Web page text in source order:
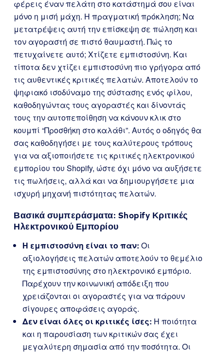
φέρεις έναν πελάτη στο κατάστημά σου είναι
μόνο η μισή μάχη. Η πραγματική πρόκληση; Να
μετατρέψεις αυτή την επίσκεψη σε πώληση και
τον αγοραστή σε πιστό θαυμαστή. Πώς το
πετυχαίνετε αυτό; Χτίζετε εμπιστοσύνη. Και
τίποτα δεν χτίζει εμπιστοσύνη πιο γρήγορα από
τις αυθεντικές κριτικές πελατών. Αποτελούν το
ψηφιακό ισοδύναμο της σύστασης ενός φίλου,
καθοδηγώντας τους αγοραστές και δίνοντάς
τους την αυτοπεποίθηση να κάνουν κλικ στο
κουμπί “Προσθήκη στο καλάθι”. Αυτός ο οδηγός θα
σας καθοδηγήσει με τους καλύτερους τρόπους
για να αξιοποιήσετε τις κριτικές ηλεκτρονικού
εμπορίου του Shopify, ώστε όχι μόνο να αυξήσετε
τις πωλήσεις, αλλά και να δημιουργήσετε μια
ισχυρή μηχανή πιστότητας πελατών.
Βασικά συμπεράσματα: Shopify Κριτικές
Ηλεκτρονικού Εμπορίου
Η εμπιστοσύνη είναι το παν: Οι
αξιολογήσεις πελατών αποτελούν το θεμέλιο
της εμπιστοσύνης στο ηλεκτρονικό εμπόριο.
Παρέχουν την κοινωνική απόδειξη που
χρειάζονται οι αγοραστές για να πάρουν
σίγουρες αποφάσεις αγοράς.
Δεν είναι όλες οι κριτικές ίσες: Η ποιότητα
και η παρουσίαση των κριτικών σας έχει
μεγαλύτερη σημασία από την ποσότητα. Οι